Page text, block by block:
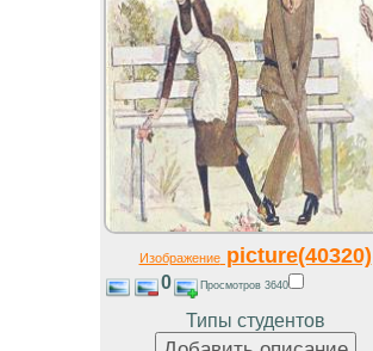
Изображениеpicture(40320)
0 Просмотров 3640
Типы студентов